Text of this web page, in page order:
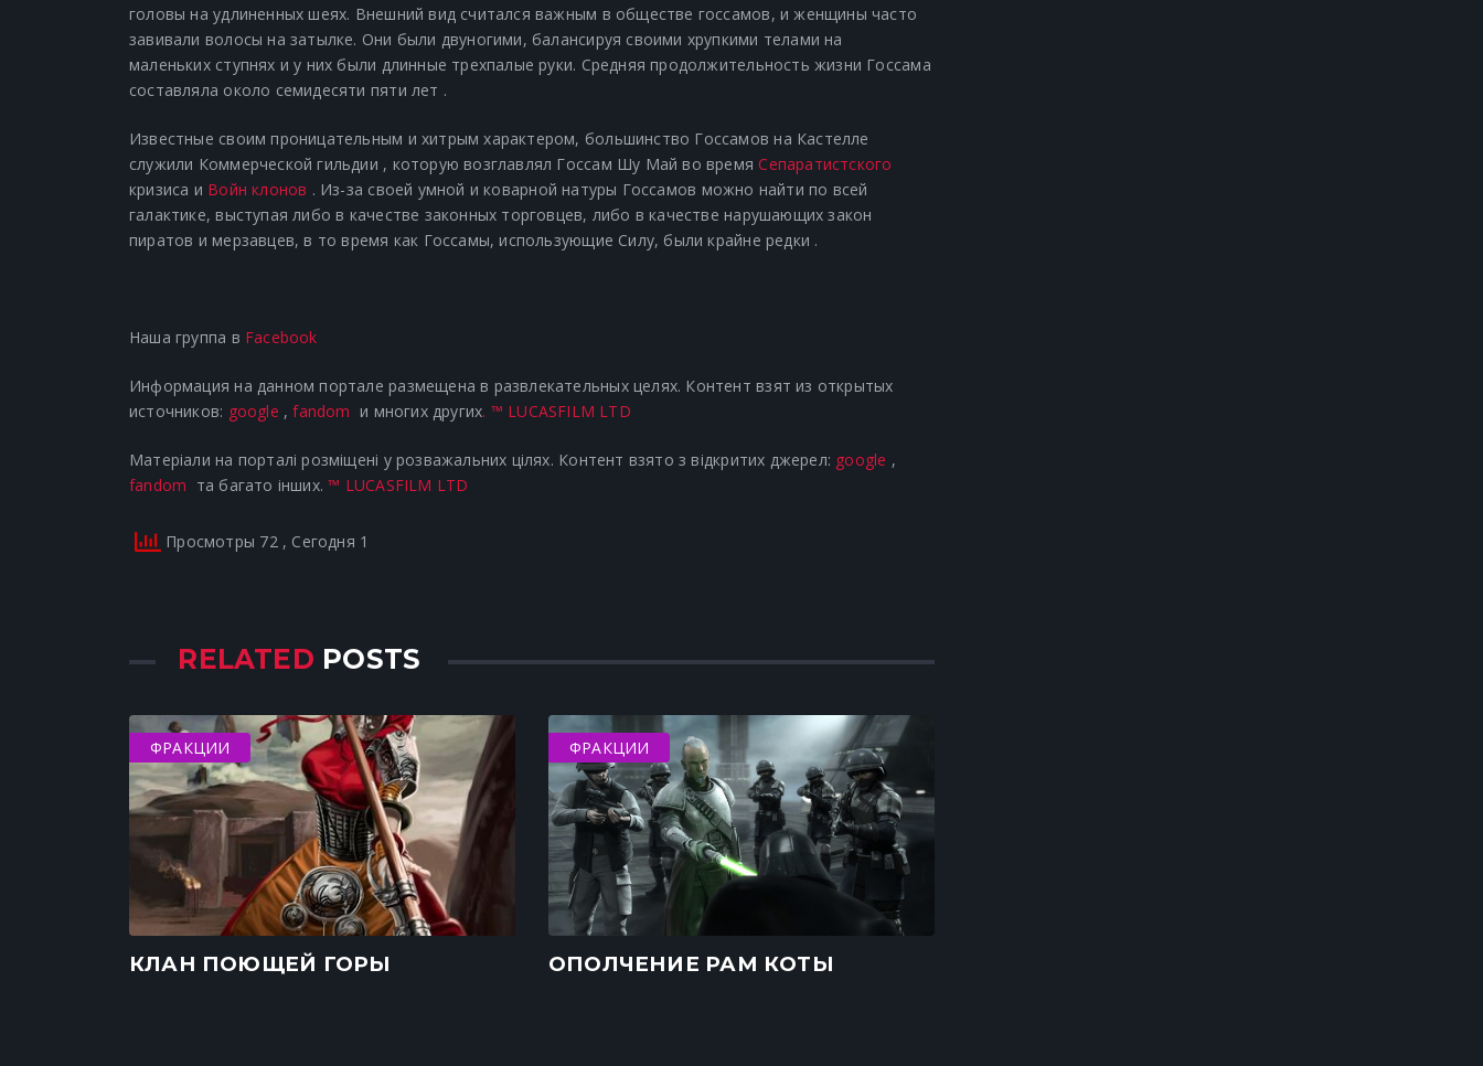
головы на удлиненных шеях. Внешний вид считался важным в обществе госсамов, и женщины часто
завивали волосы на затылке. Они были двуногими, балансируя своими хрупкими телами на
маленьких ступнях и у них были длинные трехпалые руки. Средняя продолжительность жизни Госсама
составляла около семидесяти пяти лет .
Известные своим проницательным и хитрым характером, большинство Госсамов на Кастелле
служили Коммерческой гильдии , которую возглавлял Госсам Шу Май во времяСепаратистского
кризиса и Войн клонов . Из-за своей умной и коварной натуры Госсамов можно найти по всей
галактике, выступая либо в качестве законных торговцев, либо в качестве нарушающих закон
пиратов и мерзавцев, в то время как Госсамы, использующие Силу, были крайне редки .
Наша группа в Facebook
Информация на данном портале размещена в развлекательных целях. Контент взят из открытых
источников: google ,fandom и многих других. ™ LUCASFILM LTD
Матеріали на порталі розміщені у розважальних цілях. Контент взято з відкритих джерел: google ,
fandom та багато інших.™ LUCASFILM LTD
Просмотры 72 , Сегодня 1
RELATED POSTS
ФРАКЦИИ
КЛАН ПОЮЩЕЙ ГОРЫ
ФРАКЦИИ
ОПОЛЧЕНИЕ РАМ КОТЫ